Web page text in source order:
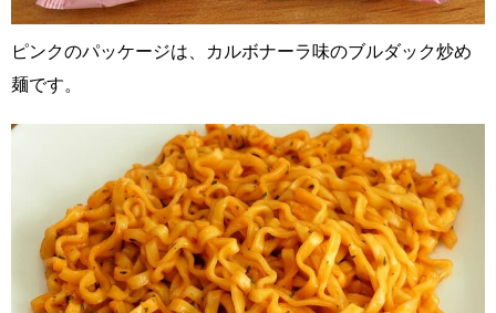
ピンクのパッケージは、カルボナーラ味のブルダック炒め
麺です。